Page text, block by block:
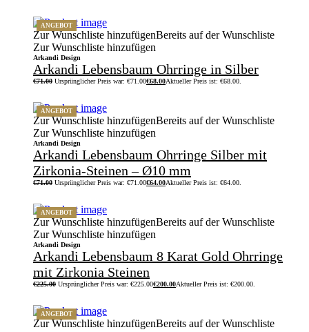
ANGEBOT
Zur Wunschliste hinzufügenBereits auf der Wunschliste
Zur Wunschliste hinzufügen
Arkandi Design
Arkandi Lebensbaum Ohrringe in Silber
€71.00 Ursprünglicher Preis war: €71.00€68.00Aktueller Preis ist: €68.00.
ANGEBOT
Zur Wunschliste hinzufügenBereits auf der Wunschliste
Zur Wunschliste hinzufügen
Arkandi Design
Arkandi Lebensbaum Ohrringe Silber mit
Zirkonia-Steinen – Ø10 mm
€71.00 Ursprünglicher Preis war: €71.00€64.00Aktueller Preis ist: €64.00.
ANGEBOT
Zur Wunschliste hinzufügenBereits auf der Wunschliste
Zur Wunschliste hinzufügen
Arkandi Design
Arkandi Lebensbaum 8 Karat Gold Ohrringe
mit Zirkonia Steinen
€225.00 Ursprünglicher Preis war: €225.00€200.00Aktueller Preis ist: €200.00.
ANGEBOT
Zur Wunschliste hinzufügenBereits auf der Wunschliste